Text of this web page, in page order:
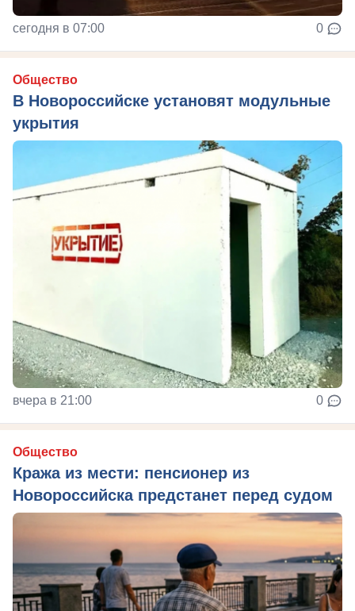
сегодня в 07:00 0
Общество
В Новороссийске установят модульные
укрытия
вчера в 21:00 0
Общество
Кража из мести: пенсионер из
Новороссийска предстанет перед судом